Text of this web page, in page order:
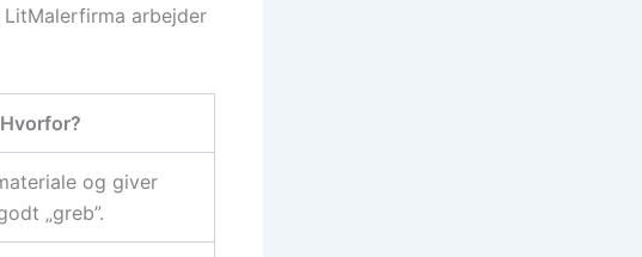
arbejder
Hvorfor?
og giver
„greb”.